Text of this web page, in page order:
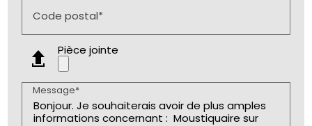
Code postal*
Pièce jointe
Message*